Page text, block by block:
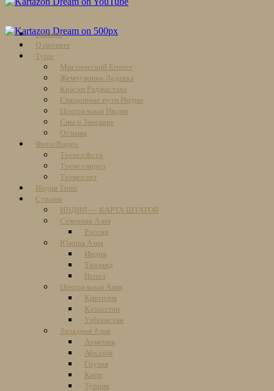
Skip
content
Главная
О проекте
Туры
Мистический Египет
Жемчужины Ладакха
Краски Раджастана
Священные пути Индии
Центральная Индия
Сны о Занскаре
Отзывы
Фото/Видео
Тревел фото
Тревел видео
Тревел арт
Индия Трип
Страны
ИНДИЯ — КАРТА ШТАТОВ
Северная Азия
Россия
Южная Азия
Индия
Таиланд
Непал
Центральная Азия
Киргизия
Казахстан
Узбекистан
Западная Азия
Армения
Абхазия
Грузия
Кипр
Турция